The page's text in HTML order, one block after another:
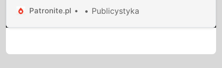
dziennikarzami a odbiorcami.
Patronite.pl Publicystyka